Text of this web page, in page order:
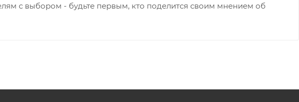
с выбором - будьте первым, кто поделится своим мнением об